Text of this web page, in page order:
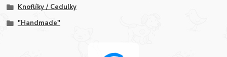
Knoflíky / Cedulky
"Handmade"